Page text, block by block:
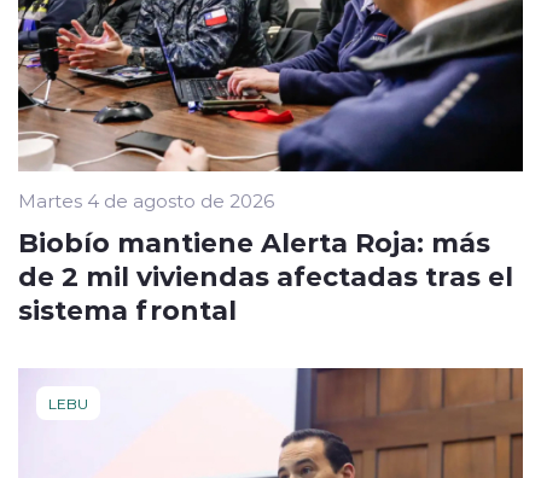
Martes 4 de agosto de 2026
Biobío mantiene Alerta Roja: más
de 2 mil viviendas afectadas tras el
sistema frontal
LEBU